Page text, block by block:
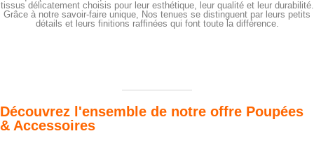
tissus délicatement choisis pour leur esthétique, leur qualité et leur durabilité.
Grâce à notre savoir-faire unique, Nos tenues se distinguent par leurs petits
détails et leurs finitions raffinées qui font toute la différence.
Découvrez l'ensemble de notre offre Poupées
& Accessoires